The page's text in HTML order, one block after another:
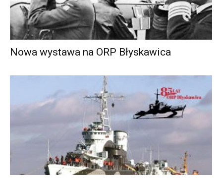
Nowa wystawa na ORP Błyskawica